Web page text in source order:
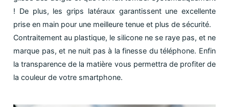
! De plus, les grips latéraux garantissent une excellente
prise en main pour une meilleure tenue et plus de sécurité.
Contraitement au plastique, le silicone ne se raye pas, et ne
marque pas, et ne nuit pas à la finesse du téléphone. Enfin
la transparence de la matière vous permettra de profiter de
la couleur de votre smartphone.